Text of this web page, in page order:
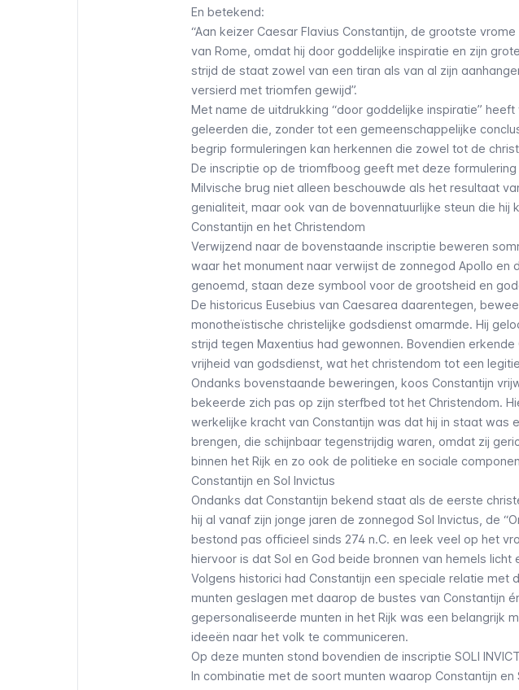
En betekend:
“Aan keizer Caesar Flavius Constantijn, de grootste
van Rome, omdat hij door goddelijke inspiratie en zijn
strijd de staat zowel van een tiran als van al zijn
versierd met triomfen gewijd”.
Met name de uitdrukking “door goddelijke inspiratie”
geleerden die, zonder tot een gemeenschappelijke
begrip formuleringen kan herkennen die zowel tot de
De inscriptie op de triomfboog geeft met deze
Milvische brug niet alleen beschouwde als het resultaat
genialiteit, maar ook van de bovennatuurlijke steun die hij
Constantijn en het Christendom
Verwijzend naar de bovenstaande inscriptie beweren
waar het monument naar verwijst de zonnegod Apollo en
genoemd, staan deze symbool voor de grootsheid en
De historicus Eusebius van Caesarea daarentegen,
monotheïstische christelijke godsdienst omarmde. Hij
strijd tegen Maxentius had gewonnen. Bovendien
vrijheid van godsdienst, wat het christendom tot een
Ondanks bovenstaande beweringen, koos Constantijn
bekeerde zich pas op zijn sterfbed tot het Christendom.
werkelijke kracht van Constantijn was dat hij in staat was
brengen, die schijnbaar tegenstrijdig waren, omdat zij
binnen het Rijk en zo ook de politieke en sociale
Constantijn en Sol Invictus
Ondanks dat Constantijn bekend staat als de eerste
hij al vanaf zijn jonge jaren de zonnegod Sol Invictus , de
bestond pas officieel sinds 274 n.C. en leek veel op het
hiervoor is dat Sol en God beide bronnen van hemels licht
Volgens historici had Constantijn een speciale relatie met
munten geslagen met daarop de bustes van Constantijn
gepersonaliseerde munten in het Rijk was een belangrijk
ideeën naar het volk te communiceren.
Op deze munten stond bovendien de inscriptie SOLI
In combinatie met de soort munten waarop Constantijn en